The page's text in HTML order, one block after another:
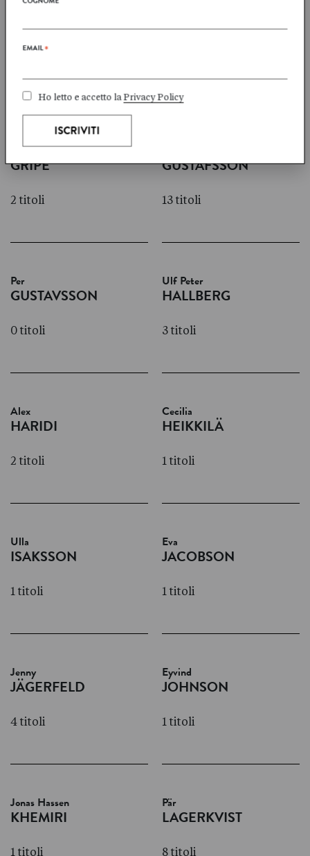
GRIPE
2 titoli
GUSTAFSSON
13 titoli
Per
GUSTAVSSON
0 titoli
Ulf Peter
HALLBERG
3 titoli
Alex
HARIDI
2 titoli
Cecilia
HEIKKILÄ
1 titoli
Ulla
ISAKSSON
1 titoli
Eva
JACOBSON
1 titoli
Jenny
JÄGERFELD
4 titoli
Eyvind
JOHNSON
1 titoli
Jonas Hassen
KHEMIRI
1 titoli
Pär
LAGERKVIST
8 titoli
COGNOME
EMAIL*
Ho letto e accetto laPrivacy Policy